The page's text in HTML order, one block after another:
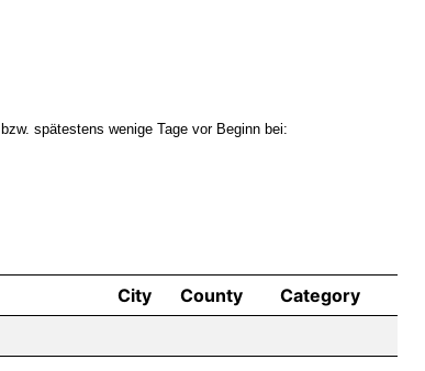
spätestens wenige Tage vor Beginn bei:
City County
Category